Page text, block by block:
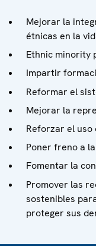
Mejorar la
étnicas en la
Ethnic minority
Impartir
Reformar el
Mejorar la
Reforzar el
Poner freno a
Fomentar la
Promover las
sostenibles
proteger sus